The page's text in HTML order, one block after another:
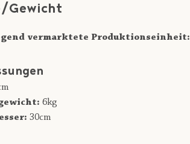
Gewicht
vermarktete Produktionseinheit:
6kg
30cm